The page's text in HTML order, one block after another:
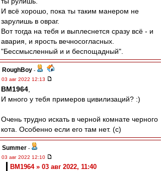
И всё хорошо, пока ты таким манером не
зарулишь в овраг.
Вот тогда на тебя и выплеснется сразу всё - и
авария, и ярость вечносогласных.
"Бессмысленный и и беспощадный".
RoughBoy -
03 авг 2022 12:13
BM1964
И много у тебя примеров цивилизаций? :)
Очень трудно искать в черной комнате черного
кота. Особенно если его там нет. (c)
Summer -
03 авг 2022 12:10
BM1964 » 03 авг 2022, 11:40